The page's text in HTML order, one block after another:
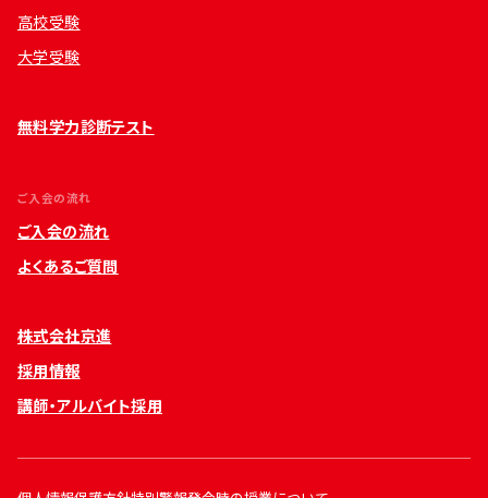
高校受験
大学受験
無料学力診断テスト
ご入会の流れ
ご入会の流れ
よくあるご質問
株式会社京進
採用情報
講師・アルバイト採用